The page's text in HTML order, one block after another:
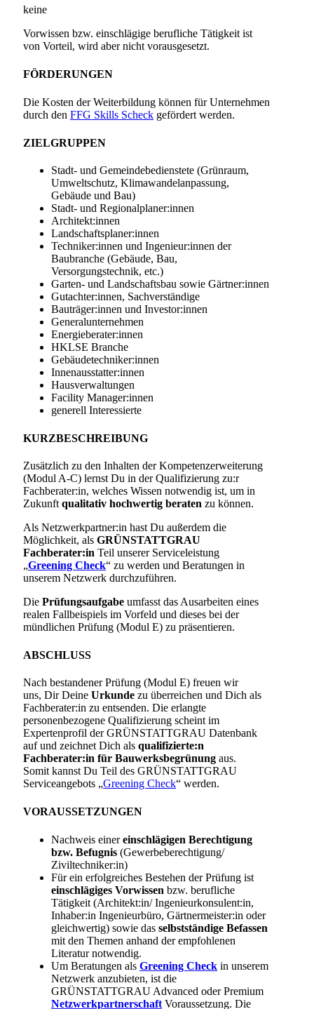
keine
Vorwissen bzw. einschlägige berufliche Tätigkeit ist
von Vorteil, wird aber nicht vorausgesetzt.
FÖRDERUNGEN
Die Kosten der Weiterbildung können für Unternehmen
durch den FFG Skills Scheck gefördert werden.
ZIELGRUPPEN
Stadt- und Gemeindebedienstete (Grünraum,
Umweltschutz, Klimawandelanpassung,
Gebäude und Bau)
Stadt- und Regionalplaner:innen
Architekt:innen
Landschaftsplaner:innen
Techniker:innen und Ingenieur:innen der
Baubranche (Gebäude, Bau,
Versorgungstechnik, etc.)
Garten- und Landschaftsbau sowie Gärtner:innen
Gutachter:innen, Sachverständige
Bauträger:innen und Investor:innen
Generalunternehmen
Energieberater:innen
HKLSE Branche
Gebäudetechniker:innen
Innenausstatter:innen
Hausverwaltungen
Facility Manager:innen
generell Interessierte
KURZBESCHREIBUNG
Zusätzlich zu den Inhalten der Kompetenzerweiterung
(Modul A-C) lernst Du in der Qualifizierung zu:r
Fachberater:in, welches Wissen notwendig ist, um in
Zukunft qualitativ hochwertig beraten zu können.
Als Netzwerkpartner:in hast Du außerdem die
Möglichkeit, als GRÜNSTATTGRAU
Fachberater:in Teil unserer Serviceleistung
„Greening Check“ zu werden und Beratungen in
unserem Netzwerk durchzuführen.
Die Prüfungsaufgabe umfasst das Ausarbeiten eines
realen Fallbeispiels im Vorfeld und dieses bei der
mündlichen Prüfung (Modul E) zu präsentieren.
ABSCHLUSS
Nach bestandener Prüfung (Modul E) freuen wir
uns, Dir Deine Urkunde zu überreichen und Dich als
Fachberater:in zu entsenden. Die erlangte
personenbezogene Qualifizierung scheint im
Expertenprofil der GRÜNSTATTGRAU Datenbank
auf und zeichnet Dich als qualifizierte:n
Fachberater:in für Bauwerksbegrünung aus.
Somitkannst Du Teil des GRÜNSTATTGRAU
Serviceangebots „Greening Check“ werden.
VORAUSSETZUNGEN
Nachweis einereinschlägigen Berechtigung
bzw. Befugnis (Gewerbeberechtigung/
Ziviltechniker:in)
Für ein erfolgreiches Bestehen der Prüfung ist
einschlägiges Vorwissen bzw. berufliche
Tätigkeit (Architekt:in/ Ingenieurkonsulent:in,
Inhaber:in Ingenieurbüro, Gärtnermeister:in oder
gleichwertig) sowie das selbstständige Befassen
mit den Themen anhand der empfohlenen
Literatur notwendig.
Um Beratungen als Greening Check in unserem
Netzwerk anzubieten, ist die
GRÜNSTATTGRAU Advanced oder Premium
Netzwerkpartnerschaft Voraussetzung. Die